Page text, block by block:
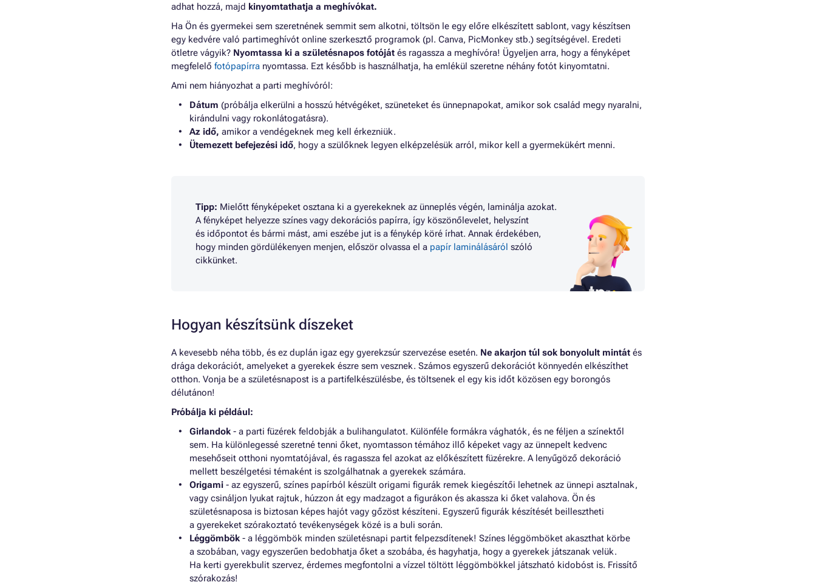
adhat hozzá, majd kinyomtathatja a meghívókat.
Ha Ön és gyermekei sem szeretnének semmit sem alkotni, töltsön le egy előre elkészített sablont, vagy készítsen
egy kedvére való partimeghívót online szerkesztő programok (pl. Canva, PicMonkey stb.) segítségével. Eredeti
ötletre vágyik? Nyomtassa ki a születésnapos fotóját és ragassza a meghívóra! Ügyeljen arra, hogy a fényképet
megfelelő fotópapírra nyomtassa. Ezt később is használhatja, ha emlékül szeretne néhány fotót kinyomtatni.
Ami nem hiányozhat a parti meghívóról:
Dátum (próbálja elkerülni a hosszú hétvégéket, szüneteket és ünnepnapokat, amikor sok család megy nyaralni,
kirándulni vagy rokonlátogatásra).
Az idő, amikor a vendégeknek meg kell érkezniük.
Ütemezett befejezési idő, hogy a szülőknek legyen elképzelésük arról, mikor kell a gyermekükért menni.
Tipp: Mielőtt fényképeket osztana ki a gyerekeknek az ünneplés végén, laminálja azokat.
A fényképet helyezze színes vagy dekorációs papírra, így köszönőlevelet, helyszínt
és időpontot és bármi mást, ami eszébe jut is a fénykép köré írhat. Annak érdekében,
hogy minden gördülékenyen menjen, először olvassa el a papír laminálásáról szóló
cikkünket.
Hogyan készítsünk díszeket
A kevesebb néha több, és ez duplán igaz egy gyerekzsúr szervezése esetén. Ne akarjon túl sok bonyolult mintát és
drága dekorációt, amelyeket a gyerekek észre sem vesznek. Számos egyszerű dekorációt könnyedén elkészíthet
otthon. Vonja be a születésnapost is a partifelkészülésbe, és töltsenek el egy kis időt közösen egy borongós
délutánon!
Próbálja ki például:
Girlandok - a parti füzérek feldobják a bulihangulatot. Különféle formákra vághatók, és ne féljen a színektől
sem. Ha különlegessé szeretné tenni őket, nyomtasson témához illő képeket vagy az ünnepelt kedvenc
mesehőseit otthoni nyomtatójával, és ragassza fel azokat az előkészített füzérekre. A lenyűgöző dekoráció
mellett beszélgetési témaként is szolgálhatnak a gyerekek számára.
Origami - az egyszerű, színes papírból készült origami figurák remek kiegészítői lehetnek az ünnepi asztalnak,
vagy csináljon lyukat rajtuk, húzzon át egy madzagot a figurákon és akassza ki őket valahova. Ön és
születésnaposa is biztosan képes hajót vagy gőzöst készíteni. Egyszerű figurák készítését beillesztheti
a gyerekeket szórakoztató tevékenységek közé is a buli során.
Léggömbök - a léggömbök minden születésnapi partit felpezsdítenek! Színes léggömböket akaszthat körbe
a szobában, vagy egyszerűen bedobhatja őket a szobába, és hagyhatja, hogy a gyerekek játszanak velük.
Ha kerti gyerekbulit szervez, érdemes megfontolni a vízzel töltött léggömbökkel játszható kidobóst is. Frissítő
szórakozás!